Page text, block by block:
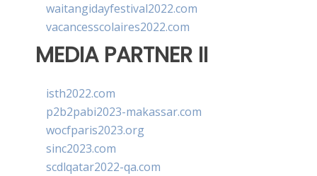
waitangidayfestival2022.com
vacancesscolaires2022.com
MEDIA PARTNER II
isth2022.com
p2b2pabi2023-makassar.com
wocfparis2023.org
sinc2023.com
scdlqatar2022-qa.com